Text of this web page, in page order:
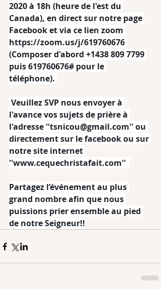
2020 à 18h (heure de l'est du
Canada), en direct sur notre page
Facebook et via ce lien zoom
https://zoom.us/j/619760676
(Composer d'abord +1438 809 7799
puis 619760676# pour le
téléphone).
l'avance vos sujets de prière à
l'adresse ''tsnicou@gmail.com'' ou
directement sur le facebook ou sur
notre site internet
''www.cequechristafait.com''
Partagez l’événement au plus
grand nombre afin que nous
puissions prier ensemble au pied
de notre Seigneur!!